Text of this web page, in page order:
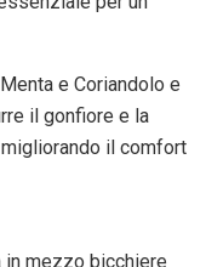
e Coriandolo e
il gonfiore e la
il comfort
mezzo bicchiere